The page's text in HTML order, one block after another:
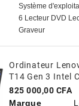
Système
6 Lecteur DVD
Graveur
Ordinateur
T14 Gen 3 Intel
14" Antireflet, 16
512 Go De SSD
Prix
825 000,00 CFA
Marque